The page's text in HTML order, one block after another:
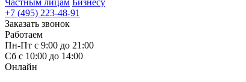
Частным лицам Бизнесу
+7 (495) 223-48-91
Заказать звонок
Работаем
Пн-Пт с 9:00 до 21:00
Сб с 10:00 до 14:00
Онлайн